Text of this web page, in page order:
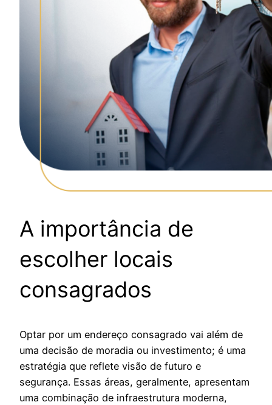
A importância de
escolher locais
consagrados
Optar por um endereço consagrado vai além de
uma decisão de moradia ou investimento; é uma
estratégia que reflete visão de futuro e
segurança. Essas áreas, geralmente, apresentam
uma combinação de infraestrutura moderna,